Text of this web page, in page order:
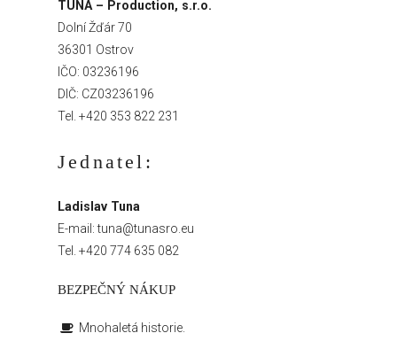
TUNA – Production, s.r.o.
Dolní Žďár 70
36301 Ostrov
IČO: 03236196
DIČ: CZ03236196
Tel. +420 353 822 231
Jednatel:
Ladislav Tuna
E-mail:tuna@tunasro.eu
Tel. +420 774 635 082
BEZPEČNÝ NÁKUP
Mnohaletá historie.